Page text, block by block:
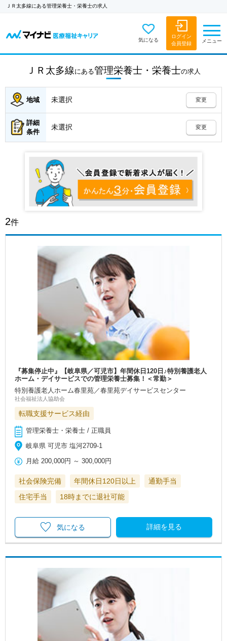
ＪＲ太多線にある管理栄養士・栄養士の求人
気になる
ログイン
会員登録
メニュー
ＪＲ太多線 にある管理栄養士・栄養士の求人
地域 未選択 変更
詳細
条件
未選択 変更
2件
『募集停止中』【岐阜県／可児市】年間休日120日♪特別養護老人
ホーム・デイサービスでの管理栄養士募集！＜常勤＞
特別養護老人ホーム春里苑／春里苑デイサービスセンター
社会福祉法人協助会
転職支援サービス経由
管理栄養士・栄養士 / 正職員
岐阜県 可児市 塩河2709-1
月給 200,000円 ～300,000円
社会保険完備 年間休日120日以上
通勤手当
住宅手当
18時までに退社可能
詳細を見る
気になる